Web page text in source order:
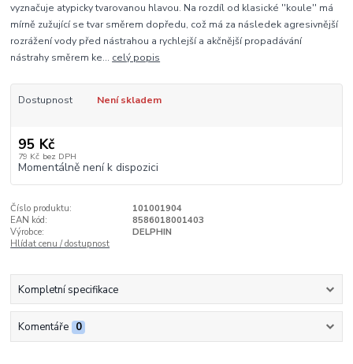
vyznačuje atypicky tvarovanou hlavou. Na rozdíl od klasické ''koule'' má
mírně zužující se tvar směrem dopředu, což má za následek agresivnější
rozrážení vody před nástrahou a rychlejší a akčnější propadávání
nástrahy směrem ke... celý popis
Dostupnost Není skladem
95 Kč
79 Kč bez DPH
Momentálně není k dispozici
Číslo produktu:
101001904
EAN kód:
8586018001403
Výrobce:
DELPHIN
Hlídat cenu / dostupnost
Kompletní specifikace
Komentáře 0